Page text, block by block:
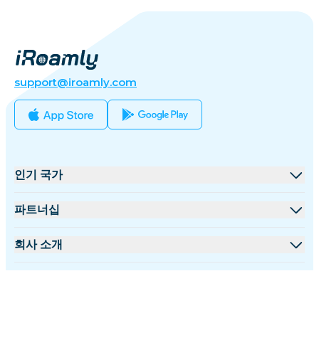
support@iroamly.com
인기 국가
미국
파트너십
도매 플랫폼
회사 소개
iRoamly 소개